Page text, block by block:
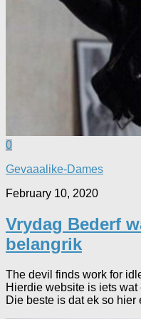
0
Gevaaalike-Dames
February 10, 2020
Vrydag Bederf
belangrik
The devil finds work for
Hierdie website is iets
Die beste is dat ek so hier